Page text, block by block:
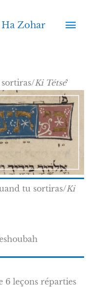
Ha Zohar
Ki Tétsé‘
tu sortiras/Ki
6 leçons réparties